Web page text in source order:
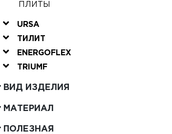
ПЛИТЫ
URSA
ТИЛИТ
ENERGOFLEX
TRIUMF
ВИД ИЗДЕЛИЯ
МАТЕРИАЛ
ПОЛЕЗНАЯ